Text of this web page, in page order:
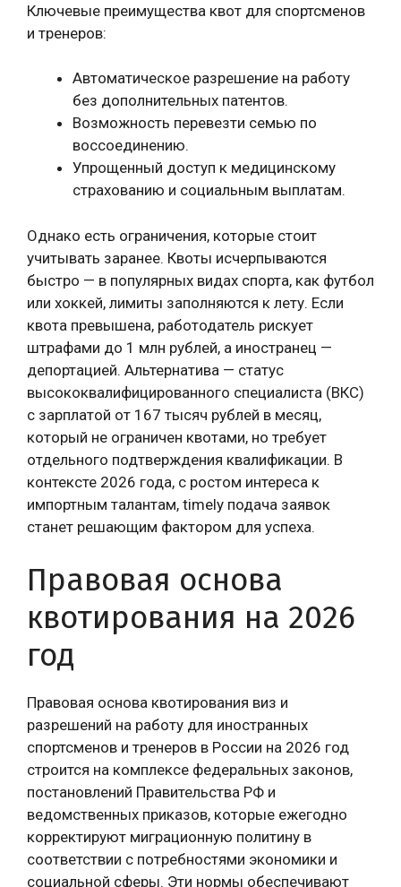
Ключевые преимущества квот для спортсменов
и тренеров:
Автоматическое разрешение на работу
без дополнительных патентов.
Возможность перевезти семью по
воссоединению.
Упрощенный доступ к медицинскому
страхованию и социальным выплатам.
Однако есть ограничения, которые стоит
учитывать заранее. Квоты исчерпываются
быстро — в популярных видах спорта, как футбол
или хоккей, лимиты заполняются к лету. Если
квота превышена, работодатель рискует
штрафами до 1 млн рублей, а иностранец —
депортацией. Альтернатива — статус
высококвалифицированного специалиста (ВКС)
с зарплатой от 167 тысяч рублей в месяц,
который не ограничен квотами, но требует
отдельного подтверждения квалификации. В
контексте 2026 года, с ростом интереса к
импортным талантам, timely подача заявок
станет решающим фактором для успеха.
Правовая основа
квотирования на 2026
год
Правовая основа квотирования виз и
разрешений на работу для иностранных
спортсменов и тренеров в России на 2026 год
строится на комплексе федеральных законов,
постановлений Правительства РФ и
ведомственных приказов, которые ежегодно
корректируют миграционную политину в
соответствии с потребностями экономики и
социальной сферы. Эти нормы обеспечивают